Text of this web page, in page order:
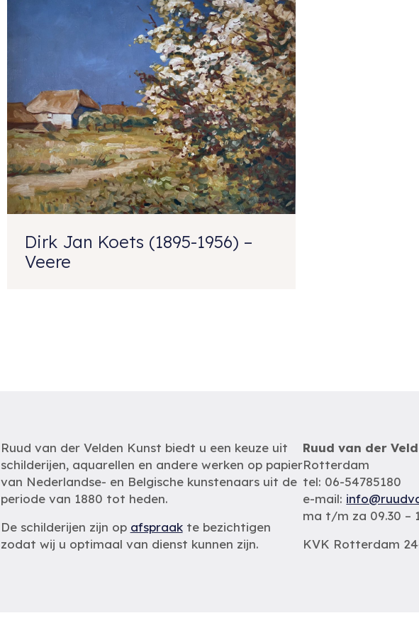
Dirk Jan Koets (1895-1956) –
Veere
Ruud van der Velden Kunst biedt u een keuze uit
schilderijen, aquarellen en andere werken op papier
van Nederlandse- en Belgische kunstenaars uit de
periode van 1880 tot heden.
De schilderijen zijn op afspraakte bezichtigen
zodat wij u optimaal van dienst kunnen zijn.
Ruud van der
Rotterdam
tel: 06-54785180
e-mail:
ma t/m za 09.30 –
KVK Rotterdam